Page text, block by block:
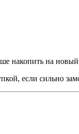
накопить на
если сильно